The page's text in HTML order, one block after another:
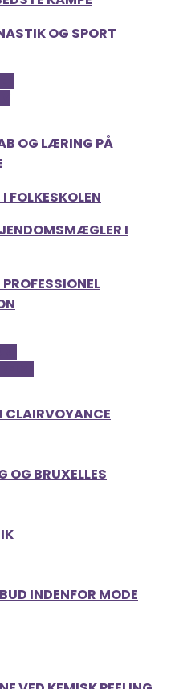
OG SPORT
OG LÆRING PÅ
FOLKESKOLEN
I
CLAIRVOYANCE
OG BRUXELLES
INDENFOR MODE